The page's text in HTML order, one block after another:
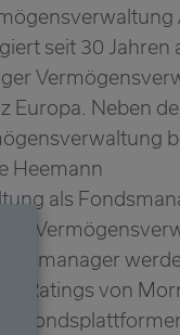
seit 30 Jahren
Europa. Neben
Heemann
als
Ratings von